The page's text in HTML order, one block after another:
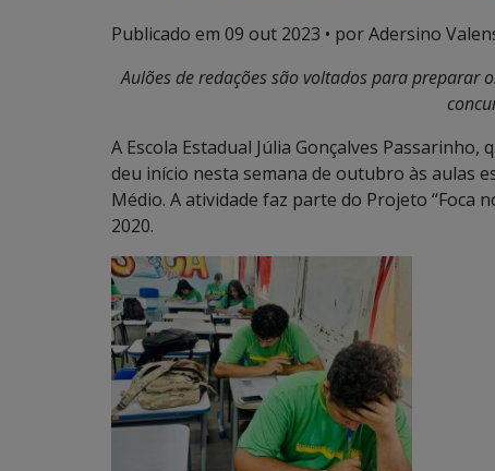
Publicado em 09 out 2023 • por Adersino
Aulões de redações são voltados para preparar
A Escola Estadual Júlia Gonçalves
deu início nesta semana de outubro às aulas
Médio. A atividade faz parte do Projeto “Foca
2020.